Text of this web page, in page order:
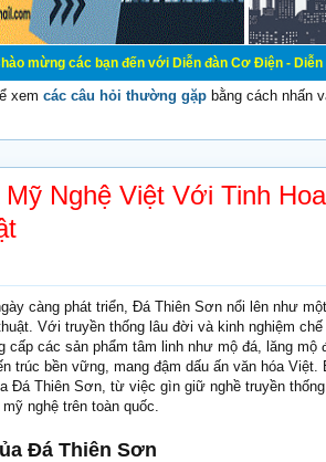
đến với Diễn đàn Cơ Điện - Diễn đàn Cơ điện
xem các câu hỏi thường gặp bằng cách nhấn
Nghệ Việt Với Tinh Hoa
càng phát triển, Đá Thiên Sơn nổi lên như
Với truyền thống lâu đời và kinh nghiệm chế
các sản phẩm tâm linh như mộ đá, lăng mộ
trúc bền vững, mang đậm dấu ấn văn hóa Việt.
Đá Thiên Sơn, từ việc gìn giữ nghề truyền
nghệ trên toàn quốc.
Đá Thiên Sơn